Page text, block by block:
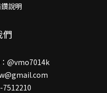
說明
們
@vmo7014k
7512210